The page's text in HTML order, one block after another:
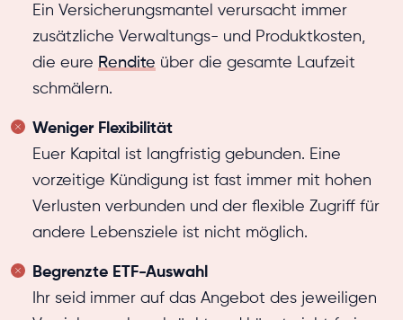
Ein Versicherungsmantel verursacht immer
zusätzliche Verwaltungs- und Produktkosten,
die eure Rendite über die gesamte Laufzeit
schmälern.
Weniger Flexibilität
Euer Kapital ist langfristig gebunden. Eine
vorzeitige Kündigung ist fast immer mit hohen
Verlusten verbunden und der flexible Zugriff für
andere Lebensziele ist nicht möglich.
Begrenzte ETF-Auswahl
Ihr seid immer auf das Angebot des jeweiligen